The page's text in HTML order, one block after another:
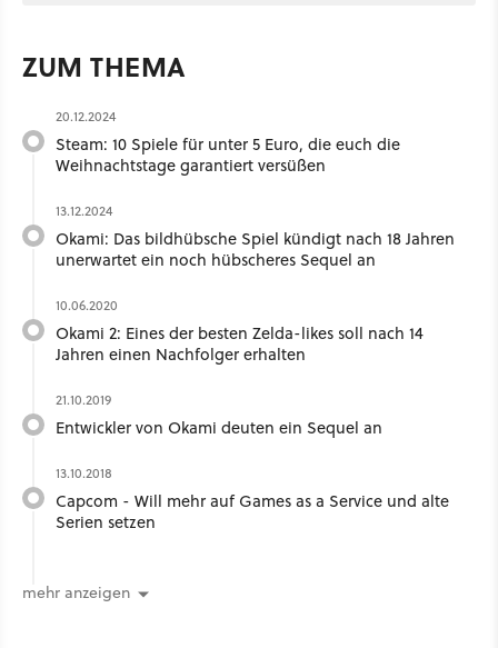
ZUM THEMA
20.12.2024
Steam: 10 Spiele für unter 5 Euro, die euch die
Weihnachtstage garantiert versüßen
13.12.2024
Okami: Das bildhübsche Spiel kündigt nach 18 Jahren
unerwartet ein noch hübscheres Sequel an
10.06.2020
Okami 2: Eines der besten Zelda-likes soll nach 14
Jahren einen Nachfolger erhalten
21.10.2019
Entwickler von Okami deuten ein Sequel an
13.10.2018
Capcom - Will mehr auf Games as a Service und alte
Serien setzen
mehr anzeigen